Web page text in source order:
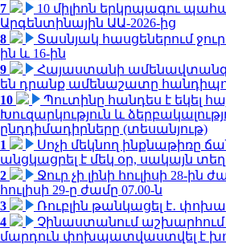
7
10 միլիոն երկրպագու
Արգենտինային ԱԱ-2026-ից
8
Տասնյակ հասցեներում ջուր
ին և 16-ին
9
Հայաստանի
են դրանք ամենաշատը
10
Պուտինը հանդես է եկել
Խուզարկություն և
ընդդիմադիրները (տեսանյութ)
1
Սոչի մեկնող ինքնաթիռը
անցկացրել է մեկ օր, սակայն տեղ
2
Ջուր չի լինի հուլիսի 28-ին
հուլիսի 29-ը ժամը 07.00-ն
3
Ռուբլին թանկացել է․
4
Չինաստանում
մարդուն փոխպատվաստվել է